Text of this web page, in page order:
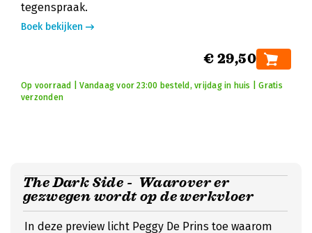
tegenspraak.
Boek bekijken
€ 29,50
Op voorraad | Vandaag voor 23:00 besteld, vrijdag in huis | Gratis
verzonden
The Dark Side - Waarover er
gezwegen wordt op de werkvloer
In deze preview licht Peggy De Prins toe waarom